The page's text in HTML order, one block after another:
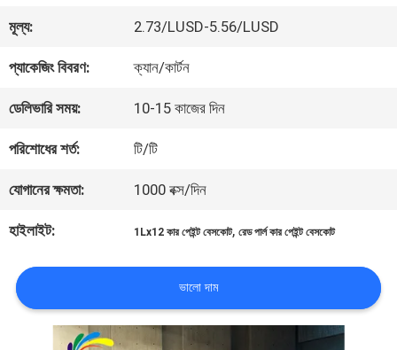
মান
নিয়ন্ত্রণ
করুন
মূল্য: 2.73/LUSD-5.56/LUSD
প্যাকেজিং বিবরণ: ক্যান/কার্টন
ডেলিভারি সময়: 10-15 কাজের দিন
পরিশোধের শর্ত: টি/টি
যোগানের ক্ষমতা: 1000 বক্স/দিন
হাইলাইট: 1Lx12 কার পেইন্ট বেসকোট,রেড পার্ল কার পেইন্ট বেসকোট
ভালো দাম